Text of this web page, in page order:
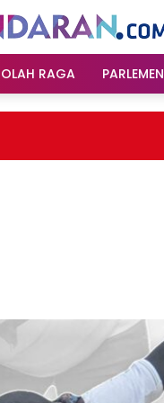
OLAH RAGA PARLEMEN